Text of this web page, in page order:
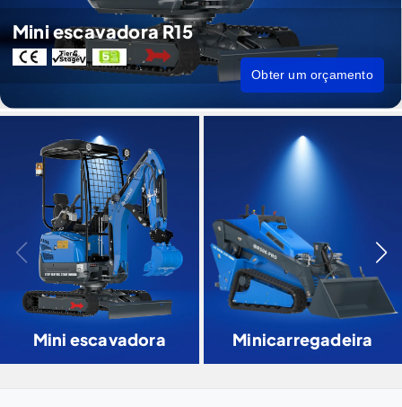
Mini escavadora R15
Obter um orçamento
Mini escavadora Minicarregadeira